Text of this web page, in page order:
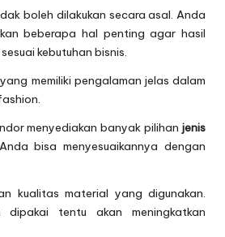
boleh dilakukan secara asal. Anda
beberapa hal penting agar hasil
kebutuhan bisnis.
memiliki pengalaman jelas dalam
menyediakan banyak pilihan jenis
bisa menyesuaikannya dengan
kualitas material yang digunakan.
tentu akan meningkatkan